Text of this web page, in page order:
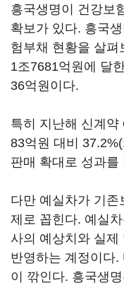
흥국생명이 건강보
확보가 있다. 흥국
험부채 현황을 살
1조7681억원에 달
36억원이다.
특히 지난해 신계
83억원 대비
판매 확대로 성과를
다만 예실차가 기
제로 꼽힌다. 예실
사의 예상치와 실
반영하는 계정이다.
이 깎인다. 흥국생